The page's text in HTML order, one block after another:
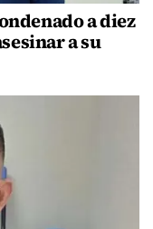
a diez
a su